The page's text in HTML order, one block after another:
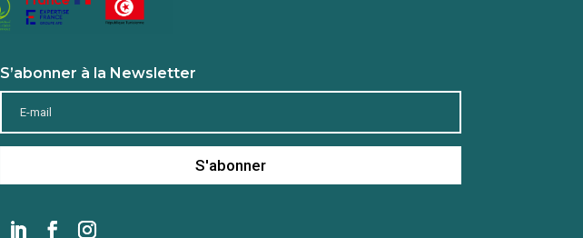
S’abonner à la Newsletter
S'abonner